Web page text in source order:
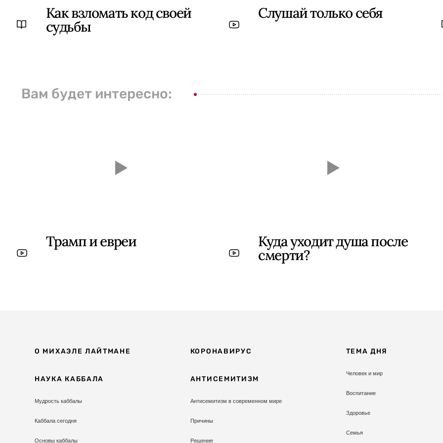
Как взломать код своей
судьбы
Слушай только себя
Вам будет интересно:
Трамп и евреи Куда уходит душа после
смерти?
О МИХАЭЛЕ ЛАЙТМАНЕ
НАУКА КАББАЛА
Мудрость каббалы
Каббала сегодня
Основы каббалы
КОРОНАВИРУС
АНТИСЕМИТИЗМ
Антисемитизм в современном мире
Причины
Решение
ТЕМА ДНЯ
Человек и мир
Воспитание
Здоровье
Семья